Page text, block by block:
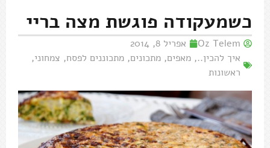
כשמעקודה פוגשת מצה בריי
Oz Telem
אפריל 8, 2014
איך להכין.., מאפים, מתכונים, מתכוננים לפסח, צמחוני,
ראשונות